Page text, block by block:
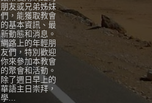
朋友或兄弟姊妹
們，能獲取教會
的基本資訊、最
新動態和消息。
網路上的年輕朋
友們，特別歡迎
你來參加本教會
的聚會和活動。
除了週日早上的
華語主日崇拜，
學...